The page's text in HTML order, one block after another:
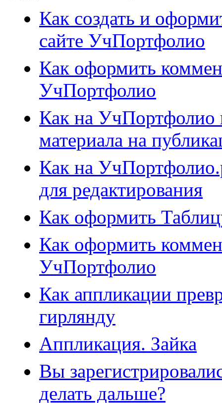
Как создать и
сайте УчПортфолио
Как оформить
УчПортфолио
Как на УчПортфолио
материала на
Как на
для редактирования
Как оформить
Как оформить
УчПортфолио
Как аппликации
гирлянду
Аппликация. Зайка
Вы
делать дальше?